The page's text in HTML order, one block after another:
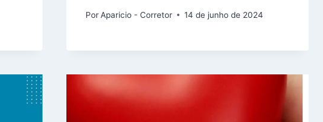
Por Aparicio - Corretor 14 de junho de 2024